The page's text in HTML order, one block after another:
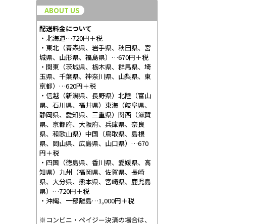
ABOUT US
配送料金について
・北海道…720円＋税
・東北（青森県、岩手県、秋田県、宮
城県、山形県、福島県）…670円＋税
・関東（茨城県、栃木県、群馬県、埼
玉県、千葉県、神奈川県、山梨県、東
京都）…620円＋税
・信越（新潟県、長野県）北陸（富山
県、石川県、福井県）東海（岐阜県、
静岡県、愛知県、三重県）関西（滋賀
県、京都府、大阪府、兵庫県、奈良
県、和歌山県）中国（鳥取県、島根
県、岡山県、広島県、山口県）…670
円＋税
・四国（徳島県、香川県、愛媛県、高
知県）九州（福岡県、佐賀県、長崎
県、大分県、熊本県、宮崎県、鹿児島
県）…720円＋税
・沖縄、一部離島…1,000円＋税
※コンビニ・ペイジー決済の場合は、